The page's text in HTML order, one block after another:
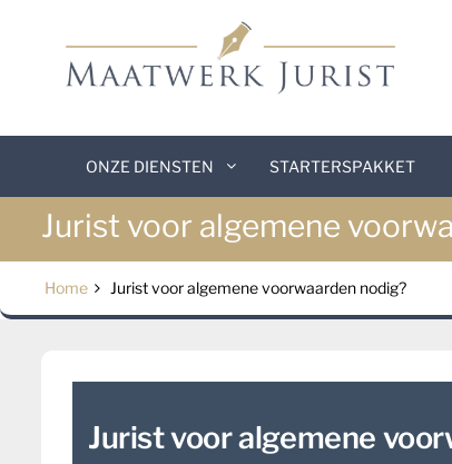
ONZE DIENSTEN STARTERSPAKKET
Jurist voor algemene
Home Jurist voor algemene voorwaarden nodig?
Jurist voor algemene